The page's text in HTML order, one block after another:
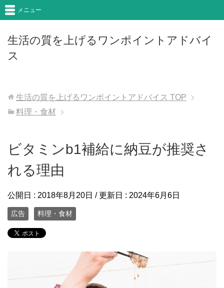
生活の質を上げるワンポイントアドバイ
ス
メニュー
生活の質を上げるワンポイントアドバイス TOP
料理・食材
ビタミンb1補給に納豆が推奨さ
れる理由
公開日 : 2018年8月20日 / 更新日 : 2024年6月6日
広告 料理・食材